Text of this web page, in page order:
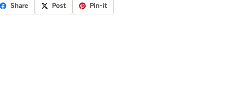
Share Post Pin-it